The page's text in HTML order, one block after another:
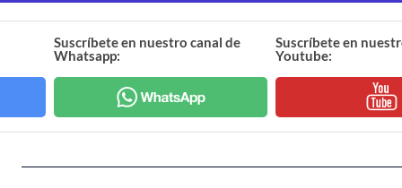
Suscríbete en nuestro canal de
Whatsapp:
Suscríbete en
Youtube: